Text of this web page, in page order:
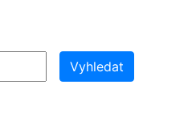
Vyhledat